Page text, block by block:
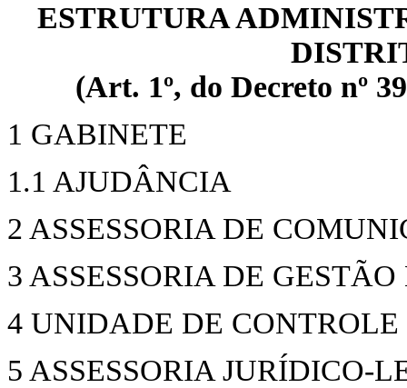
ESTRUTURA
(Art. 1º, do Decreto nº
1 GABINETE
1.1 AJUDÂNCIA
2 ASSESSORIA DE
3 ASSESSORIA DE
4 UNIDADE DE
5 ASSESSORIA JURÍDICO-